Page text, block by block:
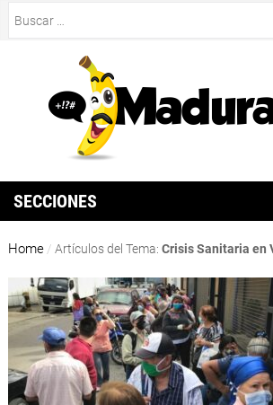
SECCIONES
Home / Artículos del Tema: Crisis Sanitaria en